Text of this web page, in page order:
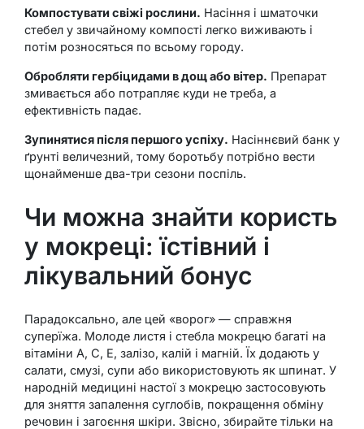
Компостувати свіжі рослини. Насіння і шматочки
стебел у звичайному компості легко виживають і
потім розносяться по всьому городу.
Обробляти гербіцидами в дощ або вітер. Препарат
змивається або потрапляє куди не треба, а
ефективність падає.
Зупинятися після першого успіху. Насіннєвий банк у
ґрунті величезний, тому боротьбу потрібно вести
щонайменше два-три сезони поспіль.
Чи можна знайти користь
у мокреці: їстівний і
лікувальний бонус
Парадоксально, але цей «ворог» — справжня
суперїжа. Молоде листя і стебла мокрецю багаті на
вітаміни A, C, E, залізо, калій і магній. Їх додають у
салати, смузі, супи або використовують як шпинат. У
народній медицині настої з мокрецю застосовують
для зняття запалення суглобів, покращення обміну
речовин і загоєння шкіри. Звісно, збирайте тільки на